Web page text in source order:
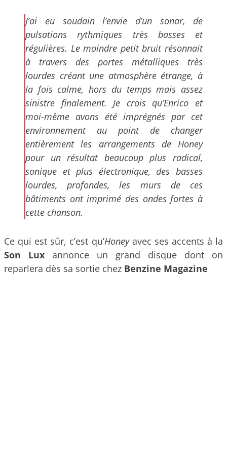
J’ai eu soudain l’envie d’un sonar, de
pulsations rythmiques très basses et
régulières. Le moindre petit bruit résonnait
à travers des portes métalliques très
lourdes créant une atmosphère étrange, à
la fois calme, hors du temps mais assez
sinistre finalement. Je crois qu’Enrico et
moi-même avons été imprégnés par cet
environnement au point de changer
entièrement les arrangements de Honey
pour un résultat beaucoup plus radical,
sonique et plus électronique, des basses
lourdes, profondes, les murs de ces
bâtiments ont imprimé des ondes fortes à
cette chanson.
Ce qui est sûr, c’est qu’Honeyavec ses accents à la
Son Lux annonce un grand disque dont on
reparlera dès sa sortie chez Benzine Magazine